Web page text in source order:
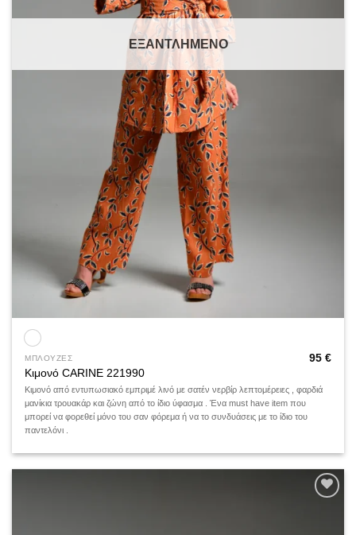
ΕΞΑΝΤΛΗΜΈΝΟ
ΜΠΛΟΥΖΕΣ
Κιμονό CARINE 221990
95 €
Κιμονό από εντυπωσιακό εμπριμέ λινό με σατέν νερβίρ λεπτομέρειες , φαρδιά
μανίκια τρουακάρ και ζώνη από το ίδιο ύφασμα . Ένα must have item που
μπορεί να φορεθεί μόνο του σαν φόρεμα ή να το συνδυάσεις με το ίδιο του
παντελόνι .